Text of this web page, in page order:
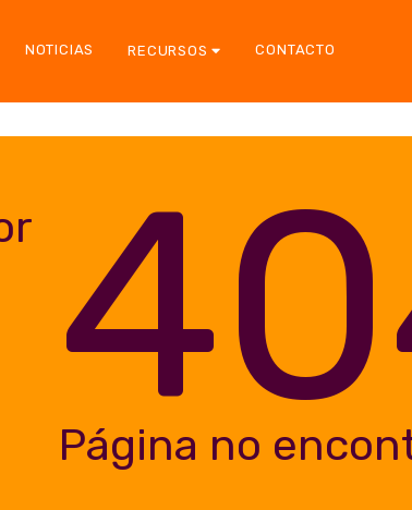
NOTICIAS RECURSOS CONTACTO
Página no